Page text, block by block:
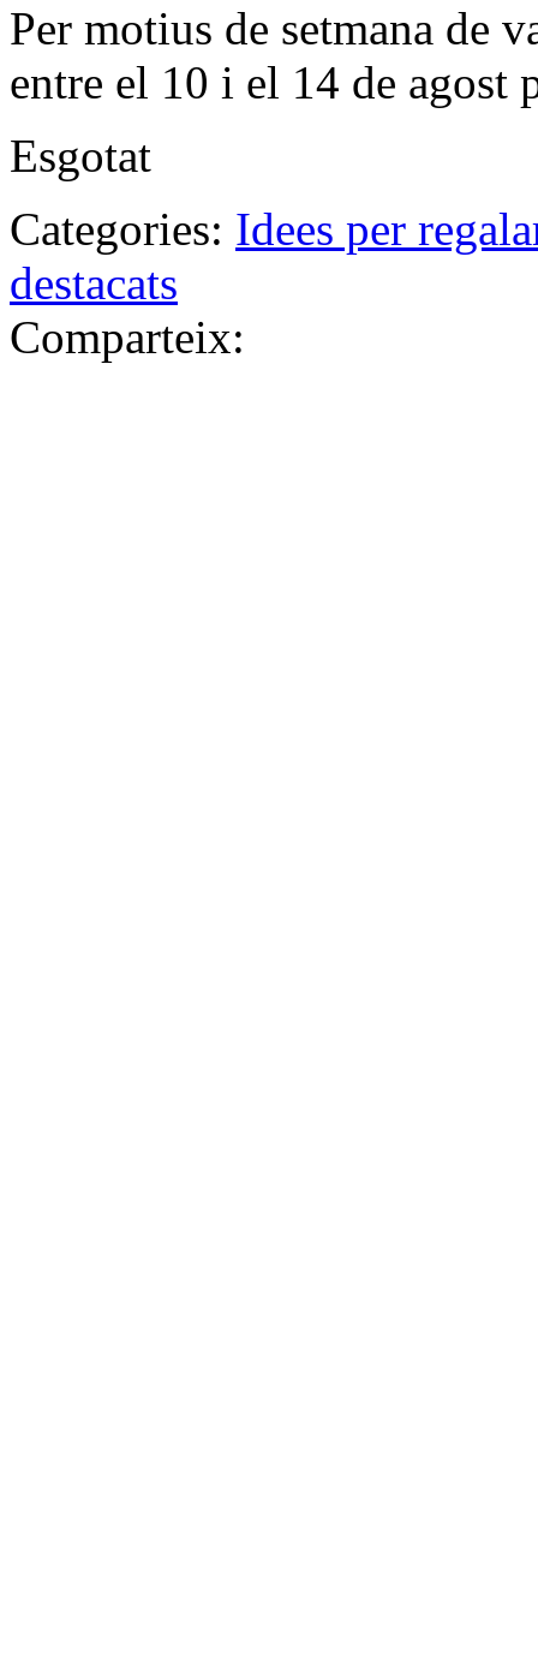
Per motius de setmana de
entre el 10 i el 14 de agost
Esgotat
Categories: Idees per
destacats
Comparteix: